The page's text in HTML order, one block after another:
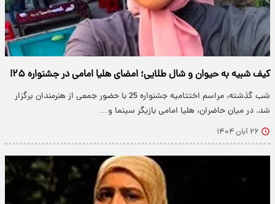
کیف‌ شبیه به حیوان و شال طلایی؛ امضای هلیا امامی در جشنواره ۲۵!
شب گذشته، مراسم اختتامیه جشنواره 25 با حضور جمعی از هنرمندان برگزار
شد. در میان حاضران، هلیا امامی بازیگر سینما و…
۲۶ آبان ۱۴۰۴